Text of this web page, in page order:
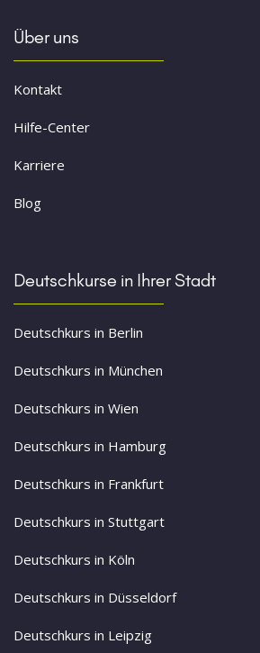
Über uns
Kontakt
Hilfe-Center
Karriere
Blog
Deutschkurse in Ihrer Stadt
Deutschkurs in Berlin
Deutschkurs in München
Deutschkurs in Wien
Deutschkurs in Hamburg
Deutschkurs in Frankfurt
Deutschkurs in Stuttgart
Deutschkurs in Köln
Deutschkurs in Düsseldorf
Deutschkurs in Leipzig